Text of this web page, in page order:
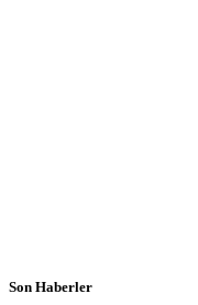
Son Haberler